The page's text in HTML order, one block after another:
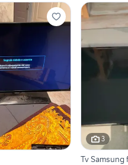
3
Tv Samsung